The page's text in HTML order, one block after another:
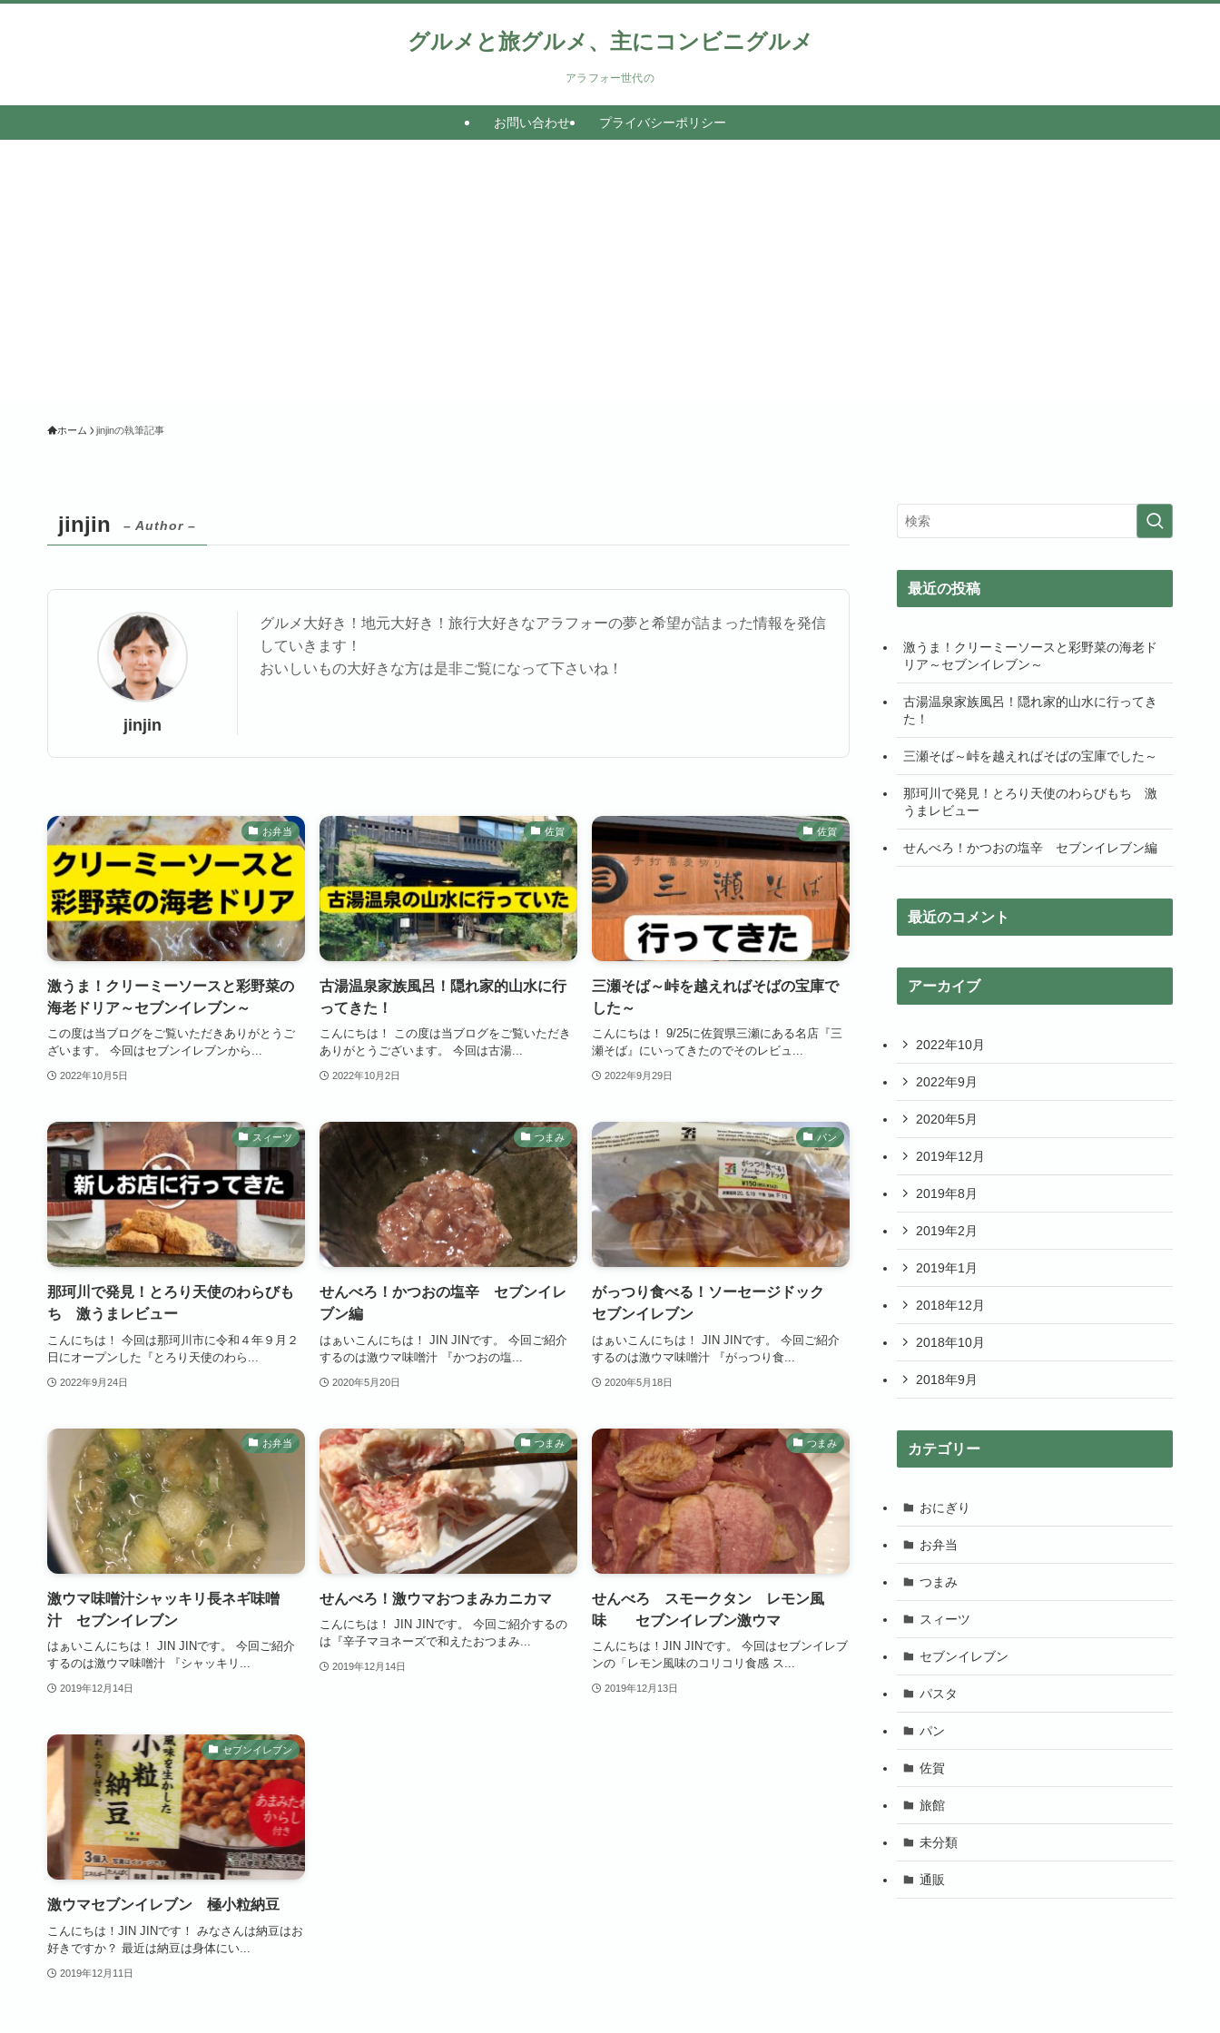
グルメと旅グルメ、主にコンビニグルメ
アラフォー世代の
お問い合わせ プライバシーポリシー
ホーム jinjinの執筆記事
jinjin – Author –
jinjin
グルメ大好き！地元大好き！旅行大好きなアラフォーの夢と希望が詰まった情報を発信
していきます！
おいしいもの大好きな方は是非ご覧になって下さいね！
お弁当
激うま！クリーミーソースと彩野菜の
海老ドリア～セブンイレブン～
この度は当ブログをご覧いただきありがとうご
ざいます。 今回はセブンイレブンから...
2022年10月5日
佐賀
古湯温泉家族風呂！隠れ家的山水に行
ってきた！
こんにちは！ この度は当ブログをご覧いただき
ありがとうございます。 今回は古湯...
2022年10月2日
佐賀
三瀬そば～峠を越えればそばの宝庫で
した～
こんにちは！ 9/25に佐賀県三瀬にある名店『三
瀬そば』にいってきたのでそのレビュ...
2022年9月29日
スィーツ
那珂川で発見！とろり天使のわらびも
ち 激うまレビュー
こんにちは！ 今回は那珂川市に令和４年９月２
日にオープンした『とろり天使のわら...
2022年9月24日
つまみ
せんべろ！かつおの塩辛 セブンイレ
ブン編
はぁいこんにちは！ JIN JINです。 今回ご紹介
するのは激ウマ味噌汁 『かつおの塩...
2020年5月20日
パン
がっつり食べる！ソーセージドック
セブンイレブン
はぁいこんにちは！ JIN JINです。 今回ご紹介
するのは激ウマ味噌汁 『がっつり食...
2020年5月18日
お弁当
激ウマ味噌汁シャッキリ長ネギ味噌
汁 セブンイレブン
はぁいこんにちは！ JIN JINです。 今回ご紹介
するのは激ウマ味噌汁 『シャッキリ...
2019年12月14日
つまみ
せんべろ！激ウマおつまみカニカマ
こんにちは！ JIN JINです。 今回ご紹介するの
は『辛子マヨネーズで和えたおつまみ...
2019年12月14日
つまみ
せんべろ スモークタン レモン風
味 セブンイレブン激ウマ
こんにちは！JIN JINです。 今回はセブンイレブ
ンの「レモン風味のコリコリ食感 ス...
2019年12月13日
セブンイレブン
激ウマセブンイレブン 極小粒納豆
こんにちは！JIN JINです！ みなさんは納豆はお
好きですか？ 最近は納豆は身体にい...
2019年12月11日
最近の投稿
激うま！クリーミーソースと彩野菜の海老ド
リア～セブンイレブン～
古湯温泉家族風呂！隠れ家的山水に行ってき
た！
三瀬そば～峠を越えればそばの宝庫でした～
那珂川で発見！とろり天使のわらびもち 激
うまレビュー
せんべろ！かつおの塩辛 セブンイレブン編
最近のコメント
アーカイブ
2022年10月
2022年9月
2020年5月
2019年12月
2019年8月
2019年2月
2019年1月
2018年12月
2018年10月
2018年9月
カテゴリー
おにぎり
お弁当
つまみ
スィーツ
セブンイレブン
パスタ
パン
佐賀
旅館
未分類
通販